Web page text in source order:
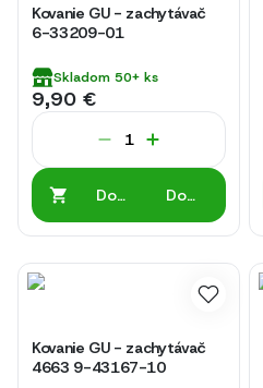
Kovanie GU - zachytávač
6-33209-01
Skladom 50+ ks
9,90 €
Do
Do
Kovanie GU - zachytávač
4663 9-43167-10